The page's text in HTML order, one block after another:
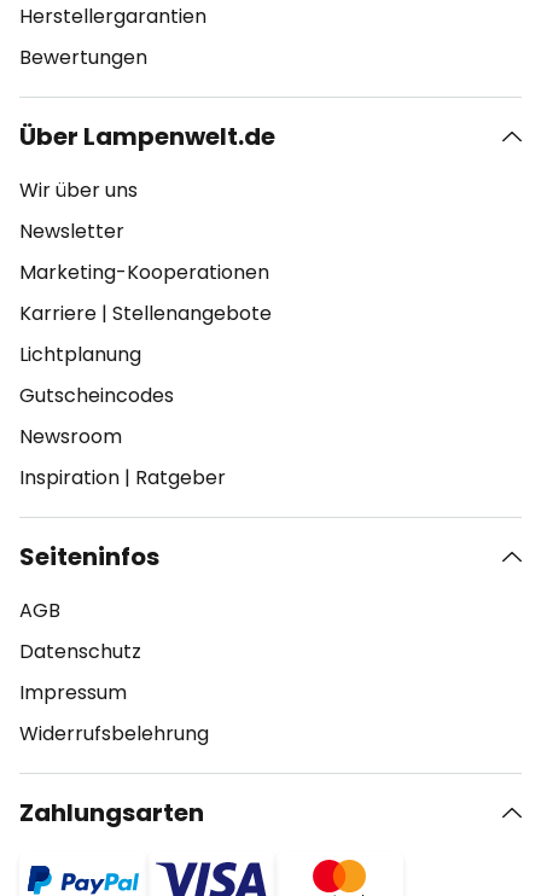
Herstellergarantien
Bewertungen
Über Lampenwelt.de
Wir über uns
Newsletter
Marketing-Kooperationen
Karriere | Stellenangebote
Lichtplanung
Gutscheincodes
Newsroom
Inspiration | Ratgeber
Seiteninfos
AGB
Datenschutz
Impressum
Widerrufsbelehrung
Zahlungsarten